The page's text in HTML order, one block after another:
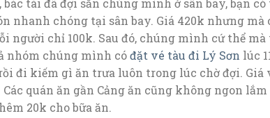
tài đã đợi sẵn chúng mình ở sân bay, bạn có
nhanh chóng tại sân bay. Giá 420k nhưng
người chỉ 100k. Sau đó, chúng mình cứ thể
nhóm chúng mình cóđặt vé tàu đi Lý Sơn lúc
đi kiếm gì ăn trưa luôn trong lúc chờ đợi. Giá
quán ăn gần Cảng ăn cũng không ngon
20k cho bữa ăn.